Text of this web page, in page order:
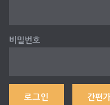
비밀번호
간편